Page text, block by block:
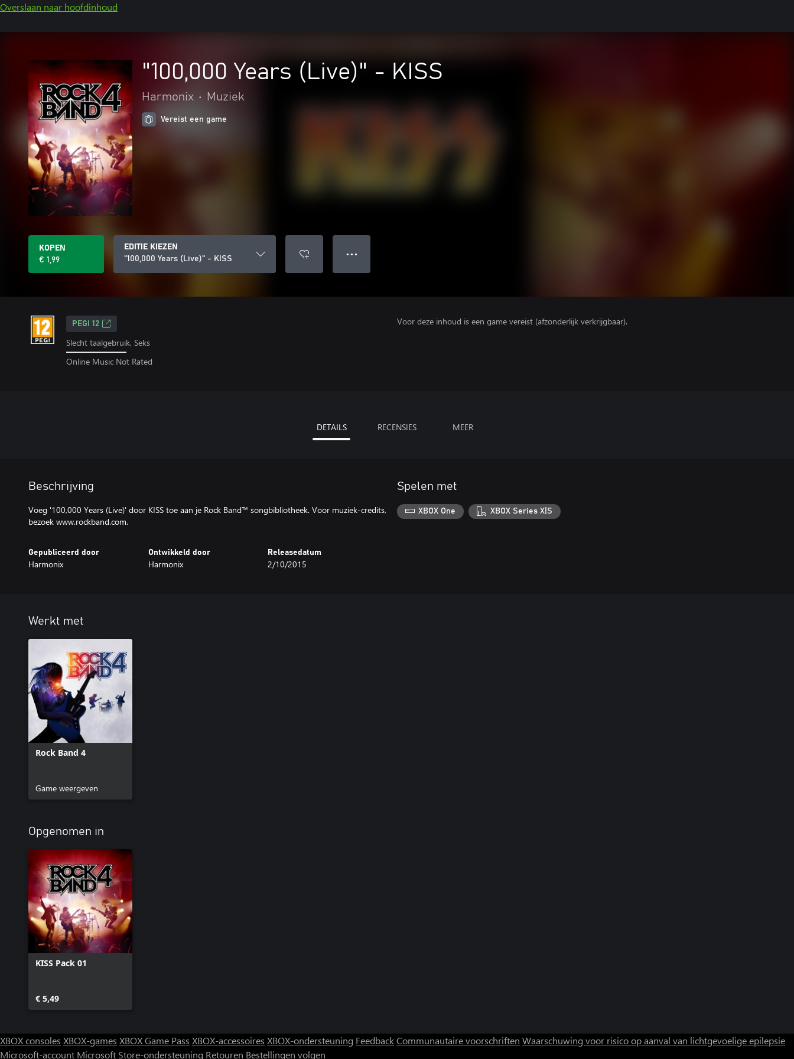
Overslaan naar hoofdinhoud
"100,000 Years (Live)" - KISS
Harmonix • Muziek
Vereist een game
KOPEN
€ 1,99
EDITIE KIEZEN
"100,000 Years (Live)" - KISS
● ● ●
PEGI 12
Slecht taalgebruik, Seks
Online Music Not Rated
Voor deze inhoud is een game vereist (afzonderlijk verkrijgbaar).
DETAILS RECENSIES MEER
Beschrijving
Voeg '100,000 Years (Live)' door KISS toe aan je Rock Band™ songbibliotheek. Voor muziek-credits,
bezoek www.rockband.com.
Gepubliceerd door
Harmonix
Ontwikkeld door
Harmonix
Releasedatum
2/10/2015
Spelen met
XBOX One XBOX Series X|S
Werkt met
Rock Band 4
Game weergeven
Opgenomen in
KISS Pack 01
€ 5,49
XBOX consoles XBOX-games XBOX Game Pass XBOX-accessoires XBOX-ondersteuning FeedbackCommunautaire voorschriften Waarschuwing voor risico op aanval van lichtgevoelige epilepsie
Microsoft-account Microsoft Store-ondersteuning Retouren Bestellingen volgen